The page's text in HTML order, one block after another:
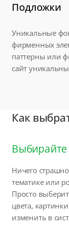
Подложки
Уникальные
фирменных
паттерны или
сайт
Как
Выбирайте
Ничего
тематике или
Просто
цвета,
изменить в